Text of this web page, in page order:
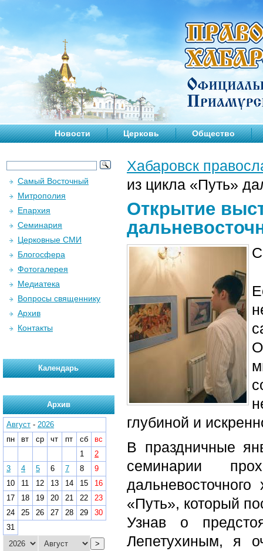
Новости Церковь Общество
Хабаровск
из цикла «Путь»
Открытие
глубиной и
В праздничные
семинарии
«Путь», который
Узнав о
Лепетухиным, я
Самый Восточный
Митрополия
Епархия
Семинария
Церковные СМИ
Блогосфера
Фотогалерея
Медиатека
Вопросы священнику
Архив
Контакты
Календарь
Архив
Август - 2026
пн
вт ср чт пт сб
вс
1
2
3
4 5 6 7 8
9
10
11 12 13 14 15
16
17
18 19 20 21 22
23
24
25 26 27 28 29
30
31
>